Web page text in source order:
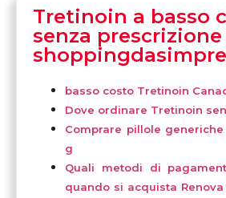
Tretinoin a basso
senza
basso costo Tretinoin
Dove ordinare Tretinoin
Comprare pillole generiche
g
Quali metodi di
quando si acquista Renova